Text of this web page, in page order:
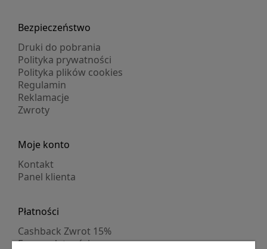
Bezpieczeństwo
Druki do pobrania
Polityka prywatności
Polityka plików cookies
Regulamin
Reklamacje
Zwroty
Moje konto
Kontakt
Panel klienta
Płatności
Cashback Zwrot 15%
Formy płatności